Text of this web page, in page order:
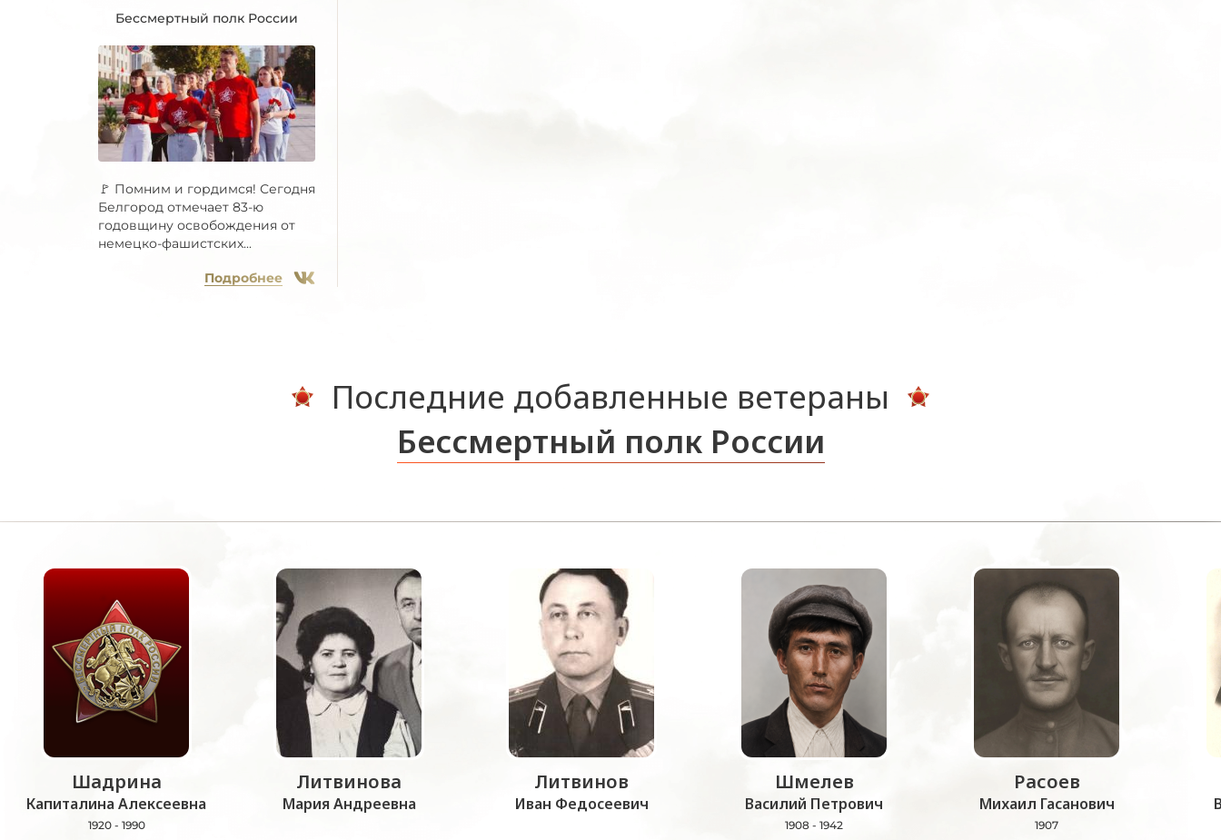
Бессмертный полк России
🚩 Помним и гордимся! Сегодня
Белгород отмечает 83-ю
годовщину освобождения от
немецко-фашистских...
Подробнее
Последние добавленные ветераны
Бессмертный полк России
Шадрина
Капиталина Алексеевна
1920 - 1990
Литвинова
Мария Андреевна
Литвинов
Иван Федосеевич
Шмелев
Василий Петрович
1908 - 1942
Расоев
Михаил Гасанович
1907